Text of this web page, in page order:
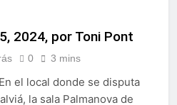
2024, por Toni Pont
0 3 mins
el local donde se disputa
la sala Palmanova de